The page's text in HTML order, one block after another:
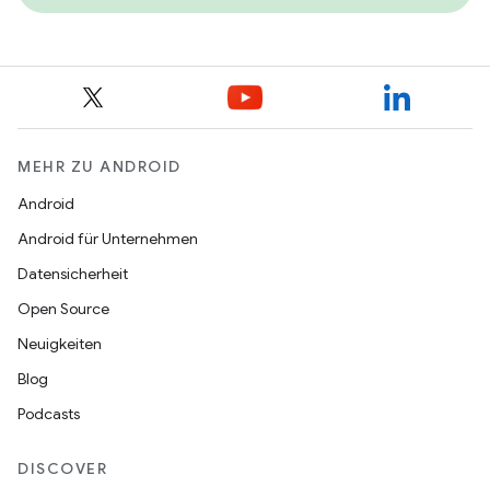
MEHR ZU ANDROID
Android
Android für Unternehmen
Datensicherheit
Open Source
Neuigkeiten
Blog
Podcasts
DISCOVER